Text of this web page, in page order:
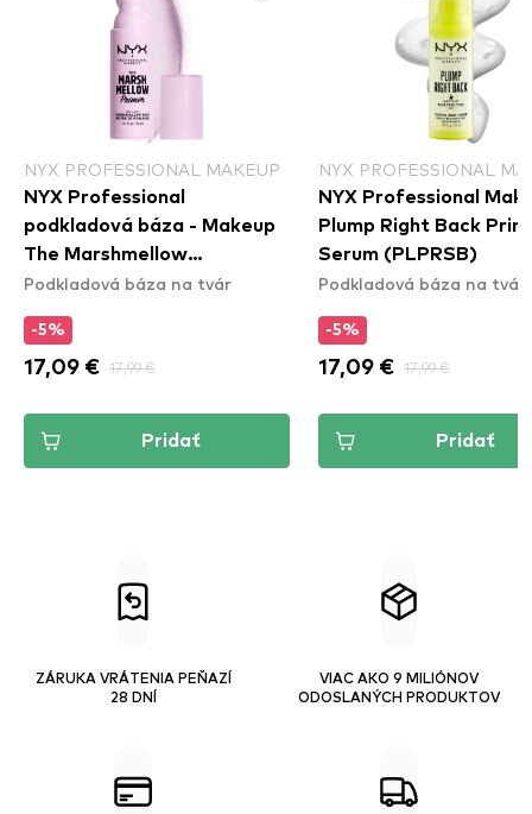
NYX PROFESSIONAL MAKEUP
NYX Professional
podkladová báza - Makeup
The Marshmellow
Smoothing Primer
Podkladová báza na tvár
-5%
17,09 € 17,99 €
Pridať
NYX PROFESSIONAL
NYX Professional
Plump Right Back
Serum (PLPRSB)
Podkladová báza na tvár
-5%
17,09 € 17,99 €
Pridať
ZÁRUKA VRÁTENIA PEŇAZÍ
28 DNÍ
VIAC AKO 9 MILIÓNOV
ODOSLANÝCH PRODUKTOV